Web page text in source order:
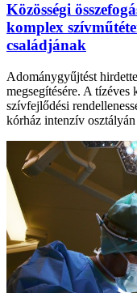
Közösségi
komplex
családjának
Adománygyűjtést
megsegítésére. A
szívfejlődési
kórház intenzív